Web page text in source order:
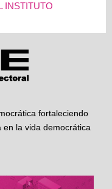
INSTITUTO
fortaleciendo
en la vida democrática